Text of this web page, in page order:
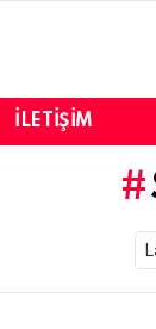
İLETIŞIM